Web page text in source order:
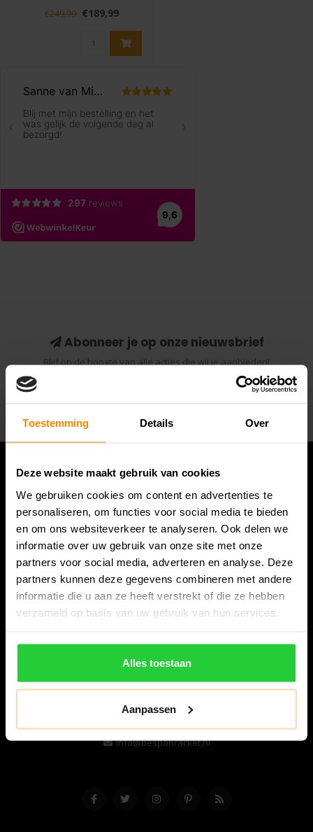
Toestemming Details Over
Deze website maakt gebruik van cookies
We gebruiken cookies om content en advertenties te
personaliseren, om functies voor social media te bieden
en om ons websiteverkeer te analyseren. Ook delen we
informatie over uw gebruik van onze site met onze
partners voor social media, adverteren en analyse. Deze
partners kunnen deze gegevens combineren met andere
informatie die u aan ze heeft verstrekt of die ze hebben
verzameld op basis van uw gebruik van hun services.
Alles toestaan
Aanpassen
Dunlop FX 500 Tour
Tennisracket..
€249,99 €189,99
Abonneer je op onze nieuwsbrief
Blijf op de hoogte van alle acties die wij je aanbieden!
Abonneer
Bespanracket.nl is dé racketspecialist van Lelystad en
omstreken.
Snijdersstraat 6
8224 AA Lelystad
Nederland
06-57276080
info@bespanracket.nl